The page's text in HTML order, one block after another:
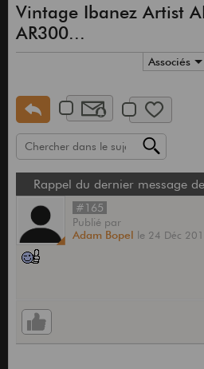
Vintage Ibanez Artist
AR300...
Associés
Rappel du dernier message
#165
Publié par
Adam Bopel le 24 Déc